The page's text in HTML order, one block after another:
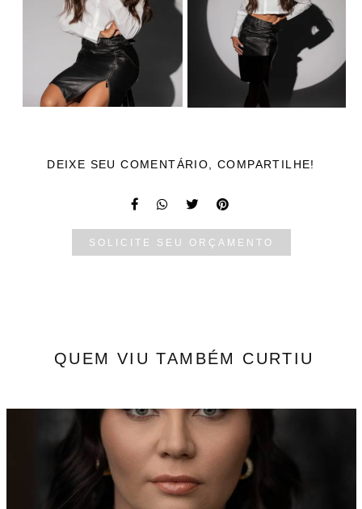
DEIXE SEU COMENTÁRIO, COMPARTILHE!
SOLICITE SEU ORÇAMENTO
QUEM VIU TAMBÉM CURTIU